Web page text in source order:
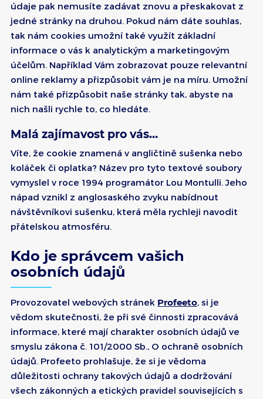
údaje pak nemusíte zadávat znovu a přeskakovat z
jedné stránky na druhou. Pokud nám dáte souhlas,
tak nám cookies umožní také využít základní
informace o vás k analytickým a marketingovým
účelům. Například Vám zobrazovat pouze relevantní
online reklamy a přizpůsobit vám je na míru. Umožní
nám také přizpůsobit naše stránky tak, abyste na
nich našli rychle to, co hledáte.
Malá zajímavost pro vás…
Víte, že cookie znamená v angličtině sušenka nebo
koláček či oplatka? Název pro tyto textové soubory
vymyslel v roce 1994 programátor Lou Montulli. Jeho
nápad vznikl z anglosaského zvyku nabídnout
návštěvníkovi sušenku, která měla rychleji navodit
přátelskou atmosféru.
Kdo je správcem vašich
osobních údajů
Provozovatel webových stránek Profeeto, si je
vědom skutečnosti, že při své činnosti zpracovává
informace, které mají charakter osobních údajů ve
smyslu zákona č. 101/2000 Sb., O ochraně osobních
údajů. Profeeto prohlašuje, že si je vědoma
důležitosti ochrany takových údajů a dodržování
všech zákonných a etických pravidel souvisejících s